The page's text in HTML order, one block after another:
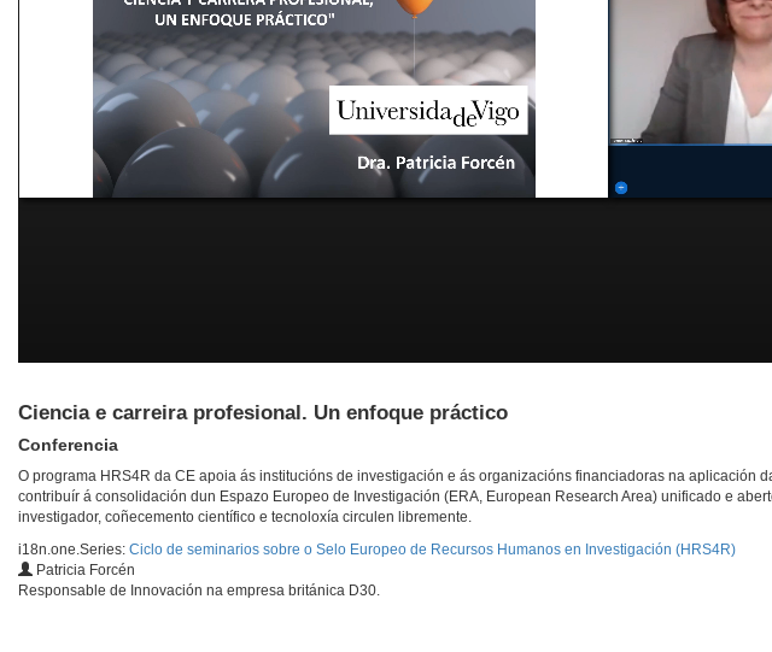
Ciencia e carreira profesional. Un enfoque práctico
Conferencia
O programa HRS4R da CE apoia ás institucións de investigación e ás organizacións financiadoras na aplicación
contribuír á consolidación dun Espazo Europeo de Investigación (ERA, European Research Area) unificado e
investigador, coñecemento científico e tecnoloxía circulen libremente.
i18n.one.Series: Ciclo de seminarios sobre o Selo Europeo de Recursos Humanos en Investigación (HRS4R)
Patricia Forcén
Responsable de Innovación na empresa británica D30.